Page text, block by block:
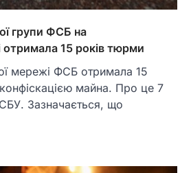
групи ФСБ на
15 років тюрми
мережі ФСБ отримала 15
конфіскацією майна. Про це 7
Зазначається, що